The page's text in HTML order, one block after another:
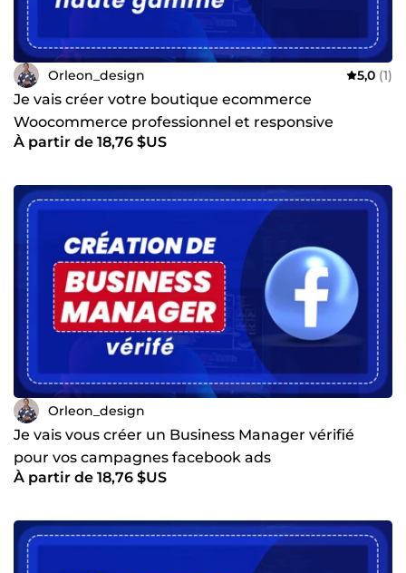
Orleon_design 5,0 (1)
Je vais créer votre boutique ecommerce
Woocommerce professionnel et responsive
designe
À partir de 18,76 $US
Orleon_design
Je vais vous créer un Business Manager vérifié
pour vos campagnes facebook ads
À partir de 18,76 $US